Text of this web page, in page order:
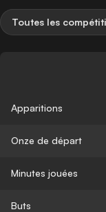
Apparitions
Onze de départ
Minutes jouées
Buts